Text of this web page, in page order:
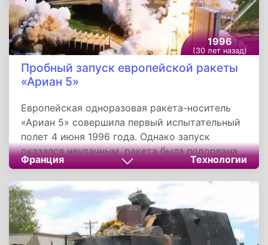
1996
(30 лет назад)
Пробный запуск европейской ракеты
«Ариан 5»
Европейская одноразовая ракета-носитель
«Ариан 5» совершила первый испытательный
полет 4 июня 1996 года. Однако запуск
оказался неудачным, ракета была подорвана
на 34-й секунде полета по причине
неисправности в управляющем программном
обеспечении, которая считается самой
дорогостоящей компьютерной ошибкой в
истории. Конвертация данных из 64-
разрядного числа с плавающей запятой в 16-
Франция Технологии